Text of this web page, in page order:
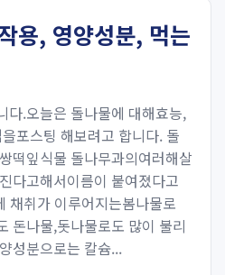
용, 영양성분, 먹는
다.오늘은 돌나물에 대해효능,
포스팅 해보려고 합니다. 돌
떡잎식물 돌나무과의여러해살
다고해서이름이 붙여졌다고
채취가 이루어지는봄나물로
돈나물,돗나물로도 많이 불리
성분으로는 칼슘...